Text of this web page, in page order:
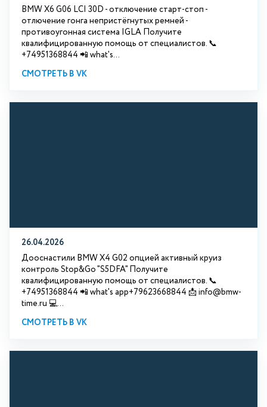
BMW X6 G06 LCI 30D - отключение старт-стоп -
отлючение гонга непристёгнутых ремней -
противоугонная система IGLA Получите
квалифицированную помощь от специалистов. 📞
+74951368844 📲 what's...
СМОТРЕТЬ В VK
26.04.2026
Дооснастили BMW X4 G02 опцией активный круиз
контроль Stop&Go "S5DFA" Получите
квалифицированную помощь от специалистов. 📞
+74951368844 📲 what's app+79623668844 📩 info@bmw-
time.ru 💻...
СМОТРЕТЬ В VK